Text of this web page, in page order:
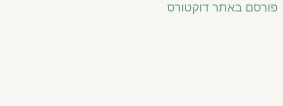
פורסם באתר דוקטורס